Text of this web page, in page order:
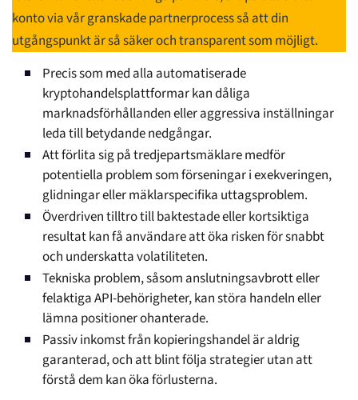
konto via vår granskade partnerprocess så att din
utgångspunkt är så säker och transparent som möjligt.
Precis som med alla automatiserade
kryptohandelsplattformar kan dåliga
marknadsförhållanden eller aggressiva inställningar
leda till betydande nedgångar.
Att förlita sig på tredjepartsmäklare medför
potentiella problem som förseningar i exekveringen,
glidningar eller mäklarspecifika uttagsproblem.
Överdriven tilltro till baktestade eller kortsiktiga
resultat kan få användare att öka risken för snabbt
och underskatta volatiliteten.
Tekniska problem, såsom anslutningsavbrott eller
felaktiga API-behörigheter, kan störa handeln eller
lämna positioner ohanterade.
Passiv inkomst från kopieringshandel är aldrig
garanterad, och att blint följa strategier utan att
förstå dem kan öka förlusterna.